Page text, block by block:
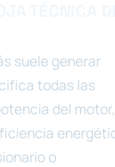
suele generar
todas las
del motor,
o